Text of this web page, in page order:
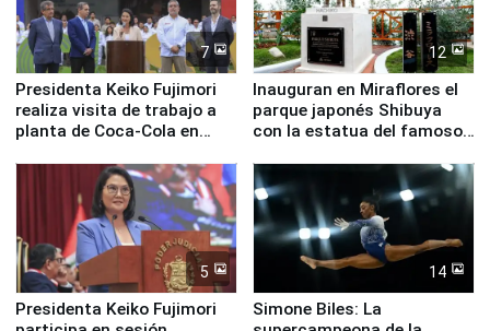
7
Presidenta Keiko Fujimori
realiza visita de trabajo a
planta de Coca-Cola en
12
Inauguran en Miraflores el
parque japonés Shibuya
con la estatua del famoso
5
Presidenta Keiko Fujimori
14
Simone Biles: La